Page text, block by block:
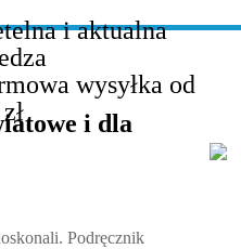
i aktualna
wysyłka od
i dla
Podręcznik nauczycieli
Podręcznik